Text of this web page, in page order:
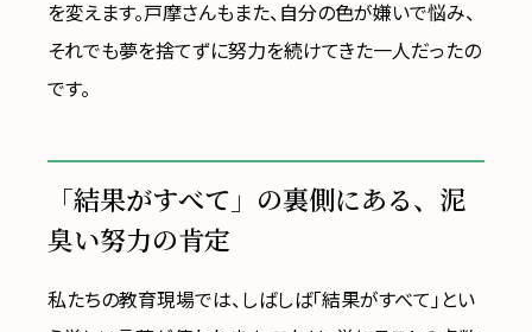
を変えます。戸摩さんもまた、自分の色が嫌いで悩み、
それでも夢を捨てずに努力を続けてきた一人だったの
です。
「結果がすべて」の裏側にある、泥
臭い努力の肯定
私たちの教育現場では、しばしば「結果がすべて」とい